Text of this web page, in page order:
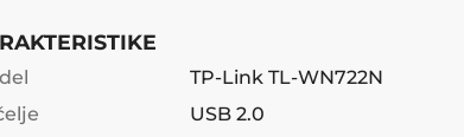
TP-Link TL-WN722N
USB 2.0